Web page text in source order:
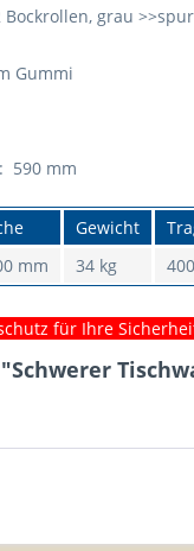
grau
Gummi
590 mm
Gewicht
mm 34 kg
für Ihre